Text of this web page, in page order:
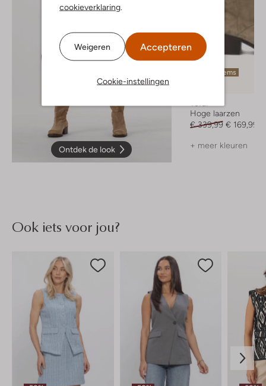
cookieverklaring.
Weigeren Accepteren
Cookie-instellingen
Ontdek de look
Laatste items
Hoge laarzen
€ 339,99 € 169,99
+ meer kleuren
Ook iets voor jou?